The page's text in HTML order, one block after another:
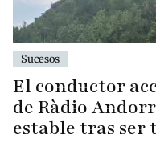
Sucesos
El conductor
de Ràdio
estable tras